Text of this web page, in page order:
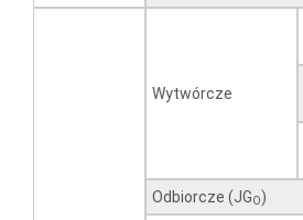
Wytwórcze
Odbiorcze (JGO)